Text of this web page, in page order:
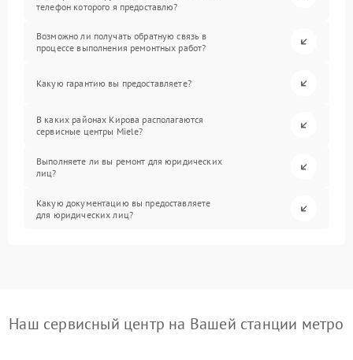
телефон которого я предоставлю?
Возможно ли получать обратную связь в
процессе выполнения ремонтных работ?
Какую гарантию вы предоставляете?
В каких районах Кирова располагаются
сервисные центры Miele?
Выполняете ли вы ремонт для юридических
лиц?
Какую документацию вы предоставляете
для юридических лиц?
Наш сервисный центр на Вашей станции метро